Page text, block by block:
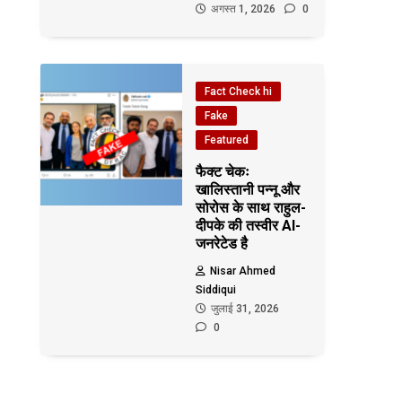
अगस्त 1, 2026 0
Fact Check hi
Fake
Featured
फैक्ट चेकः
खालिस्तानी पन्नू और
सोरोस के साथ राहुल-
दीपके की तस्वीर AI-
जनरेटेड है
Nisar Ahmed
Siddiqui
जुलाई 31, 2026
0